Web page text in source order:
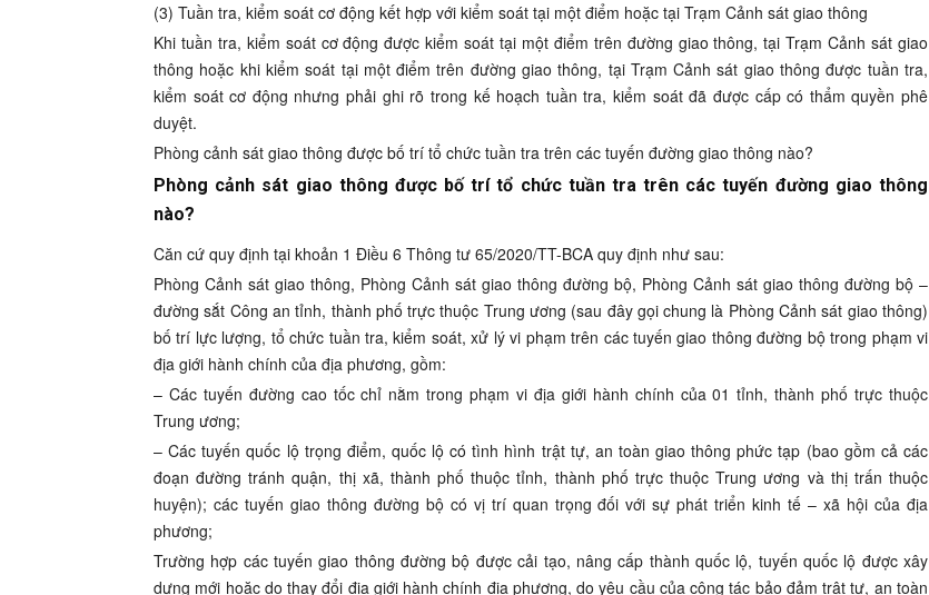
(3) Tuần tra, kiểm soát cơ động kết hợp với kiểm soát tại một điểm hoặc tại Trạm Cảnh sát giao thông
Khi tuần tra, kiểm soát cơ động được kiểm soát tại một điểm trên đường giao thông, tại Trạm Cảnh sát giao
thông hoặc khi kiểm soát tại một điểm trên đường giao thông, tại Trạm Cảnh sát giao thông được tuần tra,
kiểm soát cơ động nhưng phải ghi rõ trong kế hoạch tuần tra, kiểm soát đã được cấp có thẩm quyền phê
duyệt.
Phòng cảnh sát giao thông được bố trí tổ chức tuần tra trên các tuyến đường giao thông nào?
Phòng cảnh sát giao thông được bố trí tổ chức tuần tra trên các tuyến đường giao thông
nào?
Căn cứ quy định tại khoản 1 Điều 6 Thông tư 65/2020/TT-BCA quy định như sau:
Phòng Cảnh sát giao thông, Phòng Cảnh sát giao thông đường bộ, Phòng Cảnh sát giao thông đường bộ –
đường sắt Công an tỉnh, thành phố trực thuộc Trung ương (sau đây gọi chung là Phòng Cảnh sát giao thông)
bố trí lực lượng, tổ chức tuần tra, kiểm soát, xử lý vi phạm trên các tuyến giao thông đường bộ trong phạm vi
địa giới hành chính của địa phương, gồm:
– Các tuyến đường cao tốc chỉ nằm trong phạm vi địa giới hành chính của 01 tỉnh, thành phố trực thuộc
Trung ương;
– Các tuyến quốc lộ trọng điểm, quốc lộ có tình hình trật tự, an toàn giao thông phức tạp (bao gồm cả các
đoạn đường tránh quận, thị xã, thành phố thuộc tỉnh, thành phố trực thuộc Trung ương và thị trấn thuộc
huyện); các tuyến giao thông đường bộ có vị trí quan trọng đối với sự phát triển kinh tế – xã hội của địa
phương;
Trường hợp các tuyến giao thông đường bộ được cải tạo, nâng cấp thành quốc lộ, tuyến quốc lộ được xây
dựng mới hoặc do thay đổi địa giới hành chính địa phương, do yêu cầu của công tác bảo đảm trật tự, an toàn